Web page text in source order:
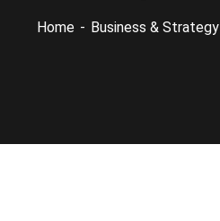
Home Business & Strategy